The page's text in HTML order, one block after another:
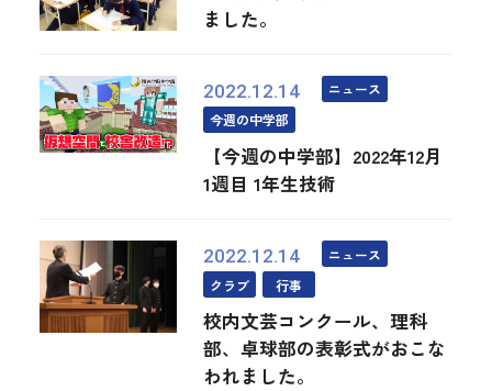
ました。
2022.12.14
ニュース
今週の中学部
【今週の中学部】2022年12月
1週目 1年生技術
2022.12.14
ニュース
クラブ
行事
校内文芸コンクール、理科
部、卓球部の表彰式がおこな
われました。